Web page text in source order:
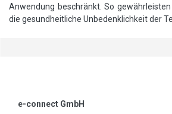
Anwendung beschränkt. So
die gesundheitliche Unbedenklichkeit der
e-connect GmbH